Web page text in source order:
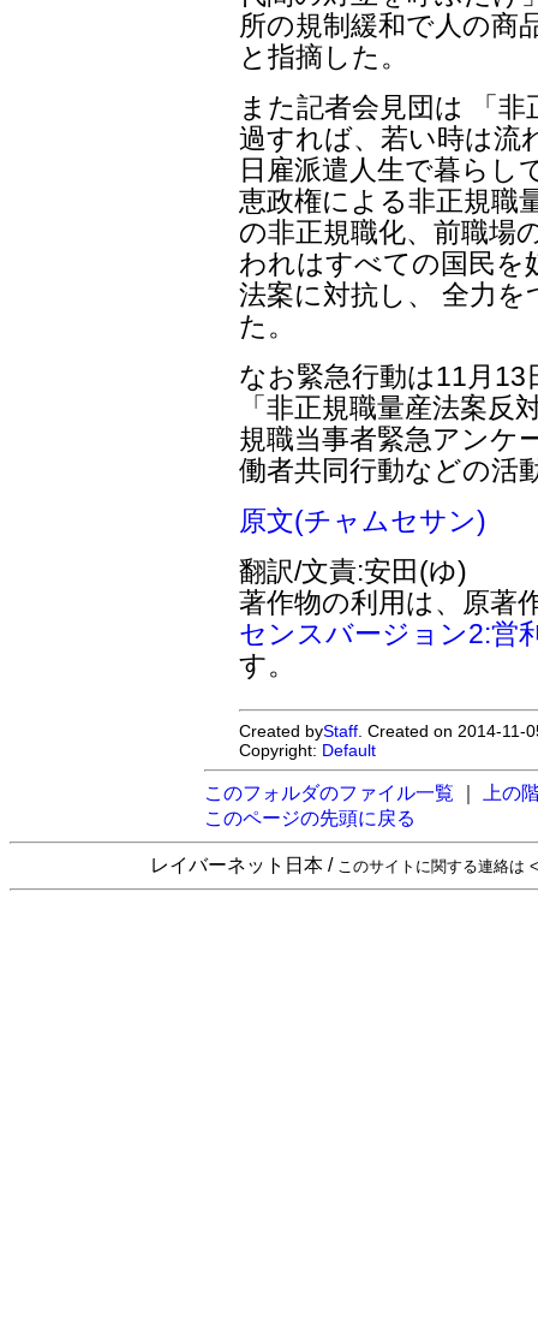
所の規制緩和で人の商
と指摘した。
また記者会見団は 「
過すれば、若い時は流
日雇派遣人生で暮らし
恵政権による非正規職
の非正規職化、前職場
われはすべての国民を
法案に対抗し、 全力
た。
なお緊急行動は11月
「非正規職量産法案反
規職当事者緊急アンケ
働者共同行動などの活
原文(チャムセサン)
翻訳/文責:安田(ゆ)
著作物の利用は、原著
センスバージョン2:営
す。
Created byStaff . Created on 2014-
Copyright: Default
このフォルダのファイル一覧
上の
このページの先頭に戻る
レイバーネット日本 / このサイトに関する連絡は